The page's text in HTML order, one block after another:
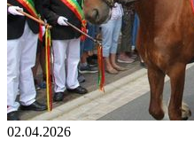
02.04.2026